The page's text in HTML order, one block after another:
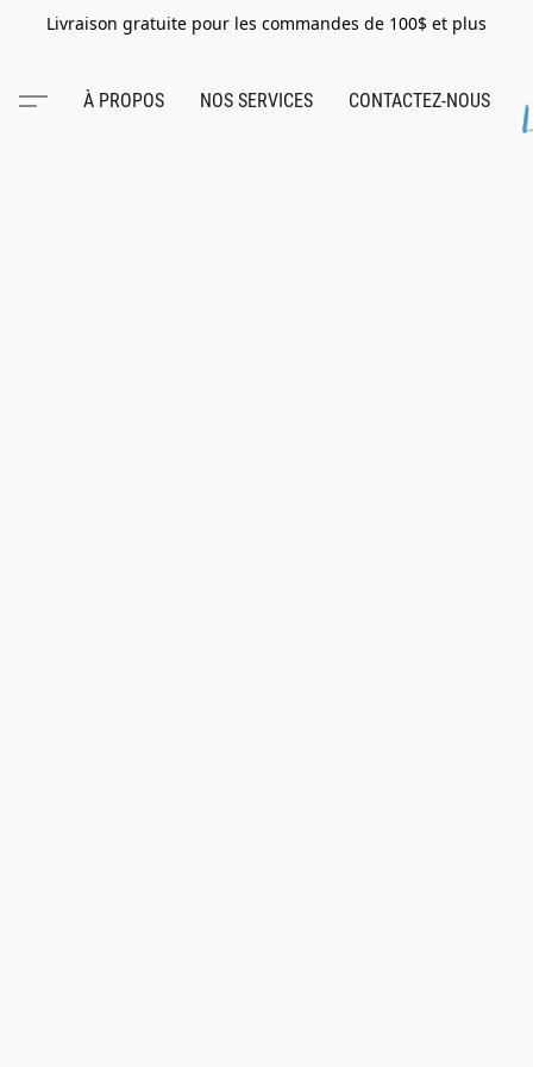
Livraison gratuite pour les commandes de 100$ et plus
À PROPOS NOS SERVICES CONTACTEZ-NOUS